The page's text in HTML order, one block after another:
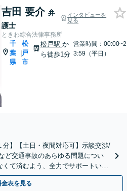
吉田 要介 弁
護士
インタビューを
見る
ときわ綜合法律事務所
千
葉
県
|
松
戸
市
松戸駅 か
ら徒歩1分
営業時間：00:00~2
3:59（平日）
分】【土日・夜間対応可】示談交渉/
ど交通事故のあらゆる問題につい
て済むよう、全力でサポートいた
金表を見る